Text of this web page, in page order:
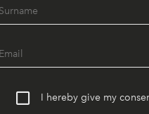
I hereby give my